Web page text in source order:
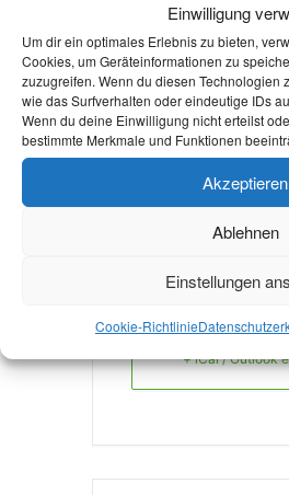
Einwilligung
Um dir ein optimales Erlebnis zu bieten,
Cookies, um Geräteinformationen zu
zuzugreifen. Wenn du diesen Technologien
wie das Surfverhalten oder eindeutige IDs
Wenn du deine Einwilligung nicht erteilst
bestimmte Merkmale und Funktionen
Akzeptieren
Ablehnen
Einstellungen
Cookie-Richtlinie
e/aachen
Mehr
+ Zu Google Kalender
+ iCal / Outlook